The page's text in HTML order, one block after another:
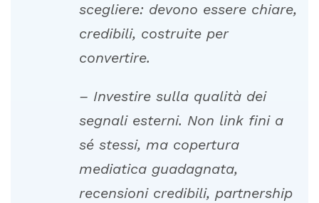
scegliere: devono essere chiare,
credibili, costruite per
convertire.
– Investire sulla qualità dei
segnali esterni. Non link fini a
sé stessi, ma copertura
mediatica guadagnata,
recensioni credibili, partnership